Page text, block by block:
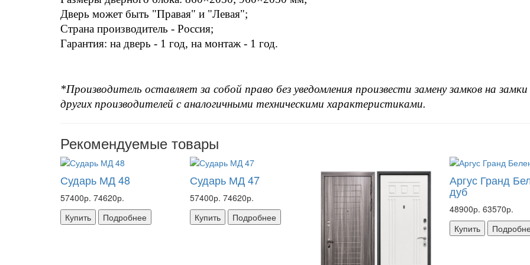
Дверь может быть "Правая" и "Левая";
Страна производитель - Россия;
Гарантия: на дверь - 1 год, на монтаж - 1 год.
*Производитель оставляет за собой право без уведомления произвести замену замков на замки
других производителей с аналогичными техническими характеристиками.
Рекомендуемые товары
Сударь МД 48
57400р. 74620р.
Купить
Подробнее
Сударь МД 47
57400р. 74620р.
Купить
Подробнее
Аргус Гранд
дуб
48900р. 63570р.
Купить